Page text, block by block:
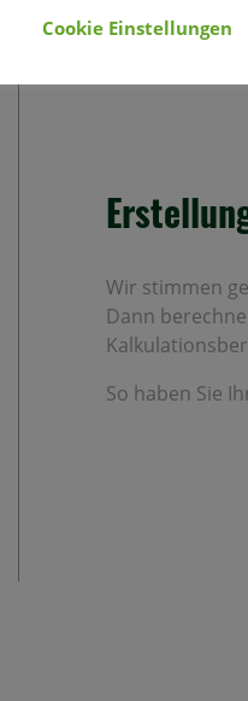
Wir stimmen
Dann
So haben Sie
Cookie Einstellungen